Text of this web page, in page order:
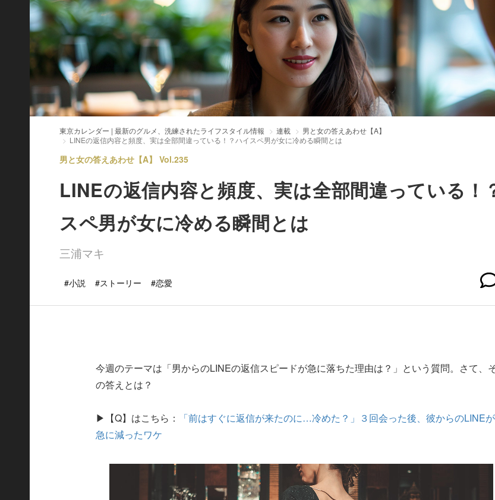
東京カレンダー | 最新のグルメ、洗練されたライフスタイル情報 連載
男と女の答えあわせ【A】
LINEの返信内容と頻度、実は全部間違っている！？ハイスペ男が女に冷める瞬間とは
男と女の答えあわせ【A】 Vol.235
LINEの返信内容と頻度、実は全部間違っている！
スペ男が女に冷める瞬間とは
三浦マキ
#小説 #ストーリー #恋愛
今週のテーマは「男からのLINEの返信スピードが急に落ちた理由は？」という質問。さて、
の答えとは？
▶【Q】はこちら：
「前はすぐに返信が来たのに…冷めた？」３回会った後、彼からのLINEが
急に減ったワケ